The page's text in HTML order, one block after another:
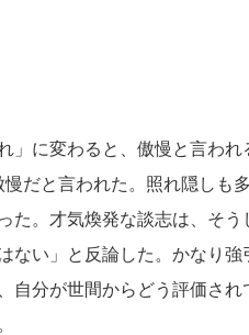
に変わると、傲慢と言われ
だと言われた。照れ隠しも
た。才気煥発な談志は、そう
ない」と反論した。かなり強
自分が世間からどう評価され